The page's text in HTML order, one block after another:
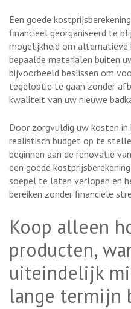
Een goede
financieel georganiseerd te
mogelijkheid om alternatieve
bepaalde materialen buiten
bijvoorbeeld beslissen om
tegeloptie te gaan zonder
kwaliteit van uw nieuwe
Door zorgvuldig uw kosten in
realistisch budget op te
beginnen aan de renovatie
een goede
soepel te laten verlopen en
bereiken zonder financiële
Koop alleen
producten,
uiteindelijk
lange termijn